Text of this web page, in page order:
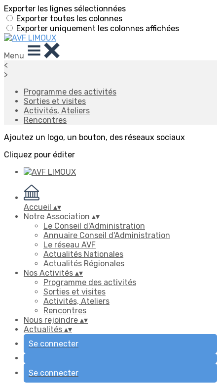
Exporter les lignes sélectionnées
Exporter toutes les colonnes
Exporter uniquement les colonnes affichées
Menu
<
>
Programme des activités
Sorties et visites
Activités, Ateliers
Rencontres
Ajoutez un logo, un bouton, des réseaux sociaux
Cliquez pour éditer
Accueil ▴▾
Notre Association ▴▾
Le Conseil d'Administration
Annuaire Conseil d'Administration
Le réseau AVF
Actualités Nationales
Actualités Régionales
Nos Activités ▴▾
Programme des activités
Sorties et visites
Activités, Ateliers
Rencontres
Nous rejoindre ▴▾
Actualités ▴▾
Se connecter
Se connecter